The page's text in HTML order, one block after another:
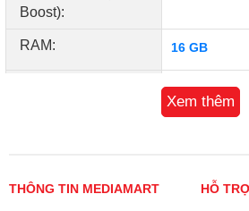
Boost):
RAM: 16 GB
DDR5
Xem thêm
THÔNG TIN MEDIAMART HỖ